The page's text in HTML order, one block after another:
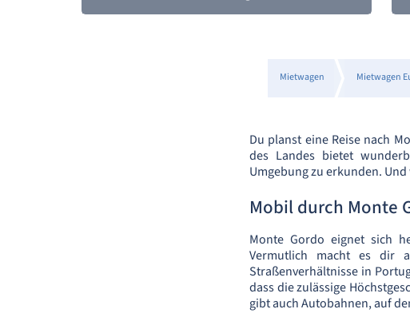
Mietwagen Mietwagen
Du planst eine Reise nach
des Landes bietet
Umgebung zu erkunden.
Mobil durch Monte
Monte Gordo eignet sich
Vermutlich macht es dir
Straßenverhältnisse in
dass die zulässige
gibt auch Autobahnen, auf